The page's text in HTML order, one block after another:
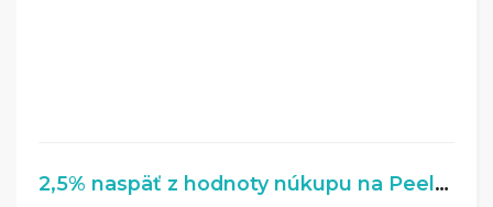
2,5% naspäť z hodnoty núkupu na Peelo.sk